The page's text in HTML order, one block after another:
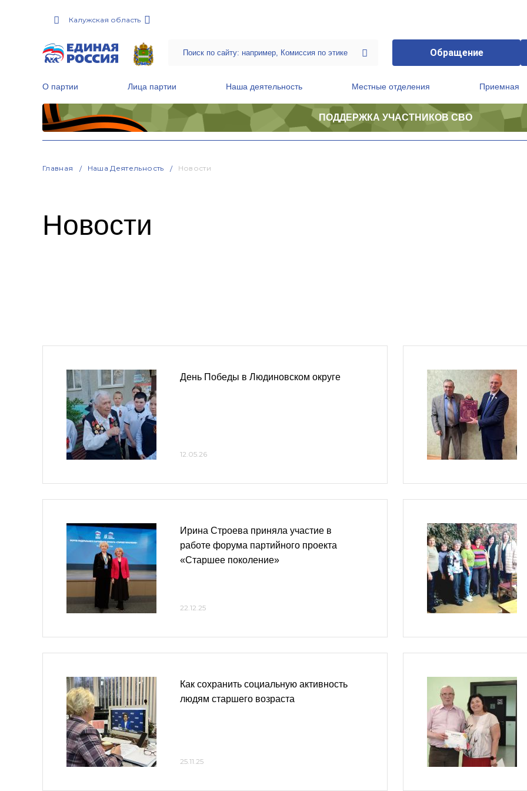
Калужская область
Обращение
О партии Лица партии Наша деятельность Местные отделения Приемная
ПОДДЕРЖКА УЧАСТНИКОВ СВО
Главная Наша Деятельность Новости
Новости
День Победы в Людиновском округе
12.05.26
Ирина Строева приняла участие в
работе форума партийного проекта
«Старшее поколение»
22.12.25
Как сохранить социальную активность
людям старшего возраста
25.11.25